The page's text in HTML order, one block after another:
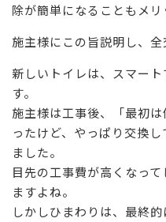
除が簡単になることもメリ
施主様にこの旨説明し、全
新しいトイレは、スマー
す。
施主様は工事後、「最初
ったけど、やっぱり交換
ました。
目先の工事費が高くなっ
ますよね。
しかしひまわりは、最終